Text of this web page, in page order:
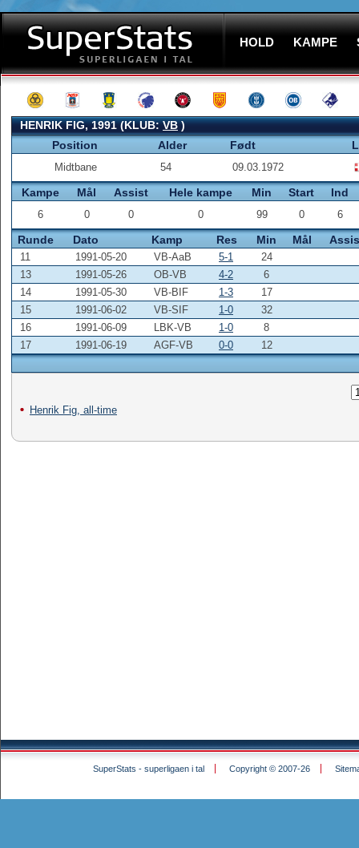
HOLD KAMPE
HENRIK FIG, 1991 (KLUB:VB)
Position
Alder Født
Midtbane 54 09.03.1972
Kampe Mål Assist Hele kampe Min Start Ind
6 0 0 0 99 0 6
Runde Dato Kamp Res Min Mål
11 1991-05-20 VB-AaB 5-1
24
13
1991-05-26 OB-VB 4-2
6
14
1991-05-30 VB-BIF 1-3
17
15
1991-06-02 VB-SIF 1-0
32
16
1991-06-09 LBK-VB 1-0
8
17
1991-06-19 AGF-VB 0-0 12
Henrik Fig, all-time
SuperStats - superligaen i tal Copyright © 2007-26